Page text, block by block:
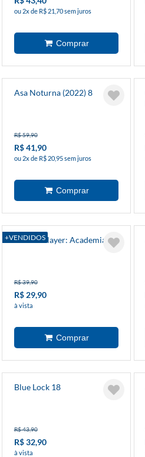
ou 2x de R$ 21,70 sem juros
Asa Noturna (2022) 8
R$ 59,90
R$ 41,90
ou 2x de R$ 20,95 sem juros
+VENDIDOS
Demon Slayer: Academia 1
R$ 39,90
R$ 29,90
à vista
Blue Lock 18
R$ 43,90
R$ 32,90
à vista